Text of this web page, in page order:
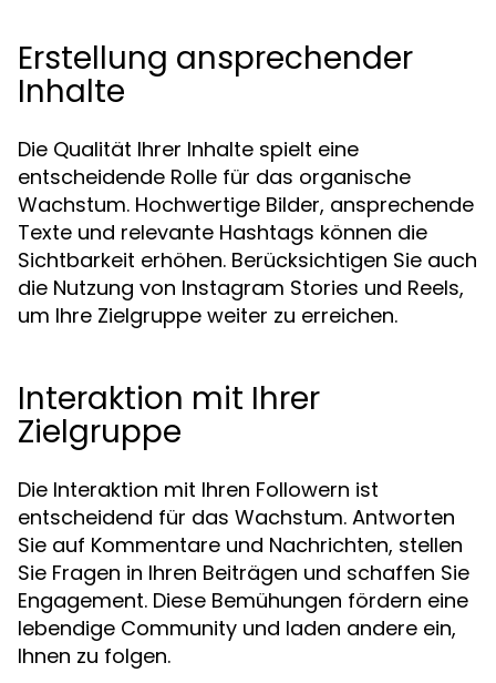
Erstellung ansprechender
Inhalte
Die Qualität Ihrer Inhalte spielt eine
entscheidende Rolle für das organische
Wachstum. Hochwertige Bilder, ansprechende
Texte und relevante Hashtags können die
Sichtbarkeit erhöhen. Berücksichtigen Sie auch
die Nutzung von Instagram Stories und Reels,
um Ihre Zielgruppe weiter zu erreichen.
Interaktion mit Ihrer
Zielgruppe
Die Interaktion mit Ihren Followern ist
entscheidend für das Wachstum. Antworten
Sie auf Kommentare und Nachrichten, stellen
Sie Fragen in Ihren Beiträgen und schaffen Sie
Engagement. Diese Bemühungen fördern eine
lebendige Community und laden andere ein,
Ihnen zu folgen.